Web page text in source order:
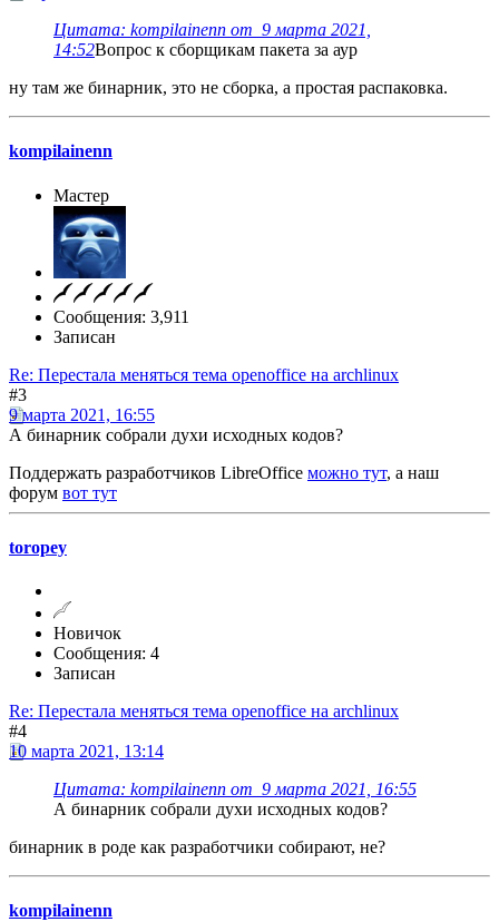
Цитата: kompilainenn от 9 марта 2021,
14:52Вопрос к сборщикам пакета за аур
ну там же бинарник, это не сборка, а простая распаковка.
kompilainenn
Мастер
Сообщения: 3,911
Записан
Re: Перестала меняться тема openoffice на archlinux
#3
9 марта 2021, 16:55
А бинарник собрали духи исходных кодов?
Поддержать разработчиков LibreOffice можно тут, а наш
форум вот тут
toropey
Новичок
Сообщения: 4
Записан
Re: Перестала меняться тема openoffice на archlinux
#4
10 марта 2021, 13:14
Цитата: kompilainenn от 9 марта 2021, 16:55
А бинарник собрали духи исходных кодов?
бинарник в роде как разработчики собирают, не?
kompilainenn